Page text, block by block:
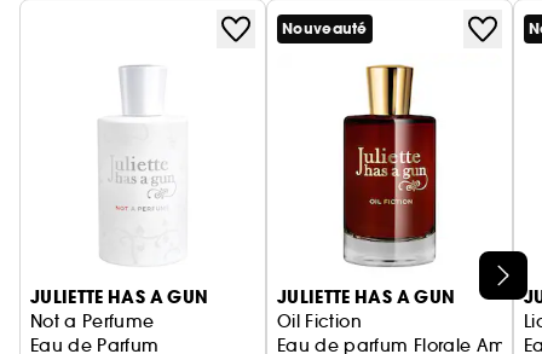
JULIETTE HAS A GUN
Not a Perfume
Eau de Parfum
Nouveauté
JULIETTE HAS A GUN
Oil Fiction
Eau de parfum Florale